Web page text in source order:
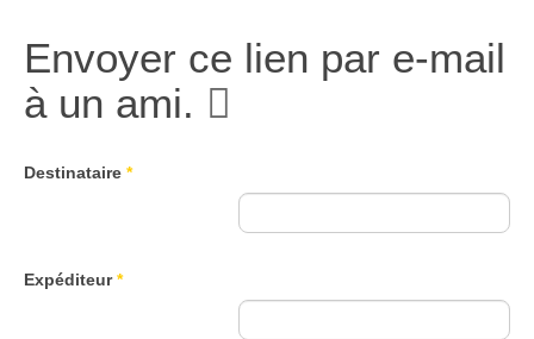
Envoyer ce lien par e-mail
à un ami.
Destinataire *
Expéditeur*